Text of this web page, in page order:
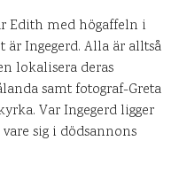
Edith med högaffeln i
är Ingegerd. Alla är alltså
lokalisera deras
samt fotograf-Greta
Var Ingegerd ligger
sig i dödsannons